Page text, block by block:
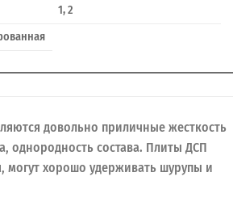
1, 2
довольно приличные жесткость
однородность состава. Плиты ДСП
могут хорошо удерживать шурупы и